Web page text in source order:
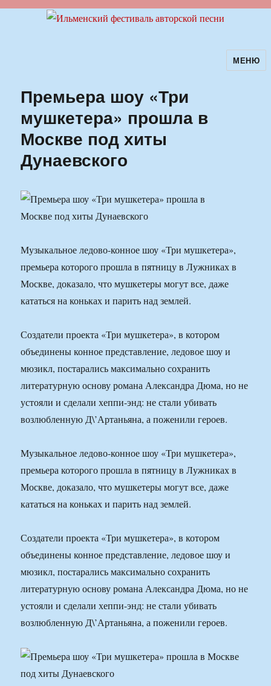
Ильменский фестиваль авторскойМЕНЮ
Премьера шоу «Три
мушкетера» прошла в
Москве под хиты
Дунаевского
Музыкальное ледово-конное шоу «Три мушкетера»,
премьера которого прошла в пятницу в Лужниках в
Москве, доказало, что мушкетеры могут все, даже
кататься на коньках и парить над землей.
Создатели проекта «Три мушкетера», в котором
объединены конное представление, ледовое шоу и
мюзикл, постарались максимально сохранить
литературную основу романа Александра Дюма, но не
устояли и сделали хеппи-энд: не стали убивать
возлюбленную Д\’Артаньяна, а поженили героев.
Музыкальное ледово-конное шоу «Три мушкетера»,
премьера которого прошла в пятницу в Лужниках в
Москве, доказало, что мушкетеры могут все, даже
кататься на коньках и парить над землей.
Создатели проекта «Три мушкетера», в котором
объединены конное представление, ледовое шоу и
мюзикл, постарались максимально сохранить
литературную основу романа Александра Дюма, но не
устояли и сделали хеппи-энд: не стали убивать
возлюбленную Д\’Артаньяна, а поженили героев.